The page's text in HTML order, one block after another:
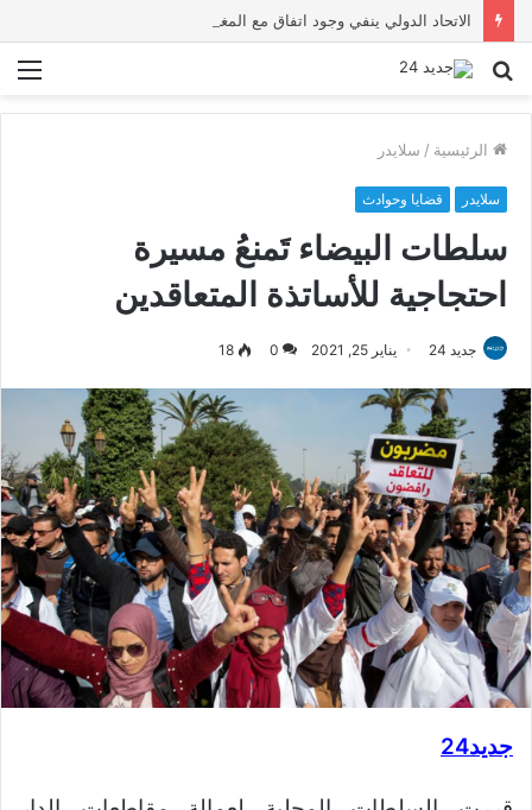
بحث
الرئيسية / سلايدر
سلايدر قضايا وحوادث
سلطات البيضاء تَمنعُ مسيرة
احتجاجية للأساتذة المتعاقدين
جديد 24 يناير 25, 2021 0
18
جديد24